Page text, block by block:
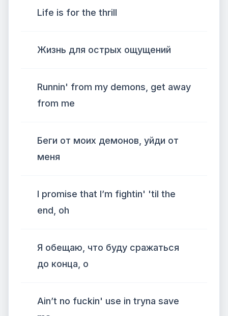
Life is for the thrill
Жизнь для острых ощущений
Runnin' from my demons, get away
from me
Беги от моих демонов, уйди от
меня
I promise that I’m fightin' 'til the
end, oh
Я обещаю, что буду сражаться
до конца, о
Ain’t no fuckin' use in tryna save